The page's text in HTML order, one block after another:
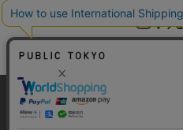
当サイトはクッキー(cookie)を使用
の一部の機能および、サイトの使